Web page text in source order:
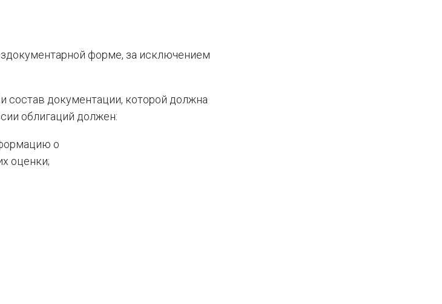
форме, за исключением
состав документации, которой должна
облигаций должен:
о
оценки;